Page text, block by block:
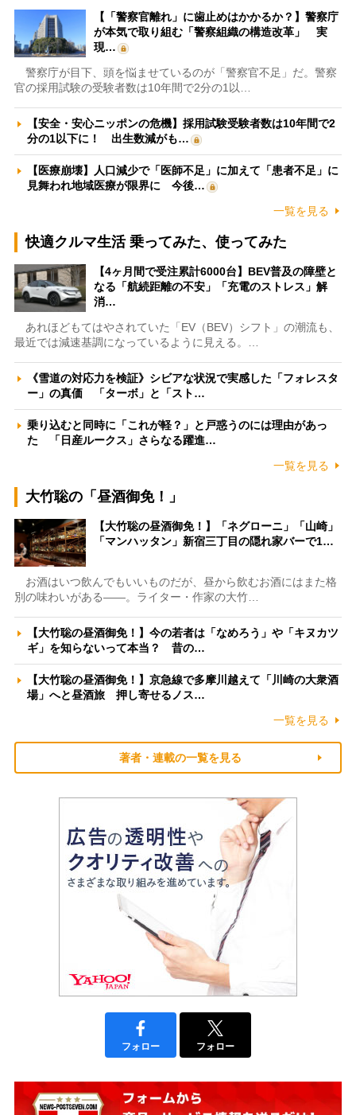
【「警察官離れ」に歯止めはかかるか？】警察庁
が本気で取り組む「警察組織の構造改革」 実
現…
警察庁が目下、頭を悩ませているのが「警察官不足」だ。警察
官の採用試験の受験者数は10年間で2分の1以…
【安全・安心ニッポンの危機】採用試験受験者数は10年間で2
分の1以下に！ 出生数減がも…
【医療崩壊】人口減少で「医師不足」に加えて「患者不足」に
見舞われ地域医療が限界に 今後…
一覧を見る
快適クルマ生活 乗ってみた、使ってみた
【4ヶ月間で受注累計6000台】BEV普及の障壁と
なる「航続距離の不安」「充電のストレス」解
消…
あれほどもてはやされていた「EV（BEV）シフト」の潮流も、
最近では減速基調になっているように見える。…
《雪道の対応力を検証》シビアな状況で実感した「フォレスタ
ー」の真価 「ターボ」と「スト…
乗り込むと同時に「これが軽？」と戸惑うのには理由があっ
た 「日産ルークス」さらなる躍進…
一覧を見る
大竹聡の「昼酒御免！」
【大竹聡の昼酒御免！】「ネグローニ」「山崎」
「マンハッタン」新宿三丁目の隠れ家バーで1…
お酒はいつ飲んでもいいものだが、昼から飲むお酒にはまた格
別の味わいがある――。ライター・作家の大竹…
【大竹聡の昼酒御免！】今の若者は「なめろう」や「キヌカツ
ギ」を知らないって本当？ 昔の…
【大竹聡の昼酒御免！】京急線で多摩川越えて「川崎の大衆酒
場」へと昼酒旅 押し寄せるノス…
一覧を見る
著者・連載の一覧を見る
フォロー フォロー